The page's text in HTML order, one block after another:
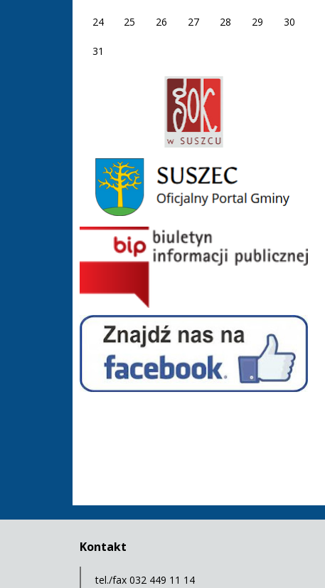
24 25 26 27 28 29 30
31
Gmina Suszec
BIP GOS Suszec
Facebook - Hala Sportowa Suszec
Kontakt
tel./fax 032 449 11 14